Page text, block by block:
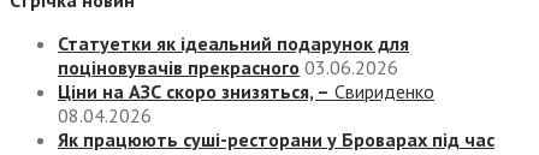
Статуетки як ідеальний подарунок для
поціновувачів прекрасного 03.06.2026
Ціни на АЗС скоро знизяться, – Свириденко
08.04.2026
Як працюють суші-ресторани у Броварах під час